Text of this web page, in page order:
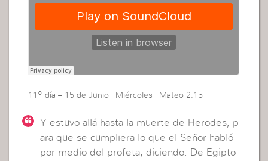
11º día – 15 de Junio | Miércoles | Mateo 2:15
Y estuvo allá hasta la muerte de Herodes, p
ara que se cumpliera lo que el Señor habló
por medio del profeta, diciendo: De Egipto